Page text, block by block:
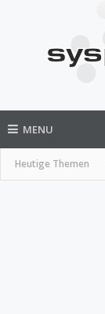
MENU
Heutige Themen